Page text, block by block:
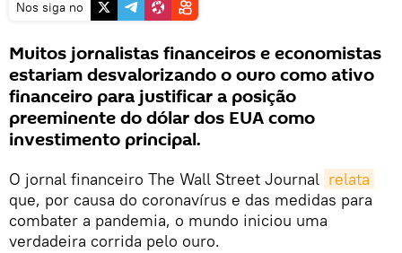
Nos siga no
Muitos jornalistas financeiros e economistas
estariam desvalorizando o ouro como ativo
financeiro para justificar a posição
preeminente do dólar dos EUA como
investimento principal.
O jornal financeiro The Wall Street Journal relata
que, por causa do coronavírus e das medidas para
combater a pandemia, o mundo iniciou uma
verdadeira corrida pelo ouro.